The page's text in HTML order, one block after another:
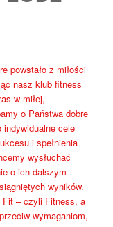
powstało z miłości
nasz klub fitness
w miłej,
o Państwa dobre
cele
i spełnienia
wysłuchać
o ich dalszym
wyników.
Fit – czyli Fitness, a
wymaganiom,